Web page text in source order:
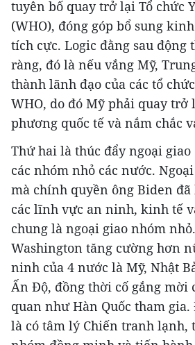
tuyên bố quay trở lại Tổ chức
(WHO), đóng góp bổ sung
tích cực. Logic đằng sau động
ràng, đó là nếu vắng Mỹ,
thành lãnh đạo của các tổ
WHO, do đó Mỹ phải quay trở
phương quốc tế và nắm chắc
Thứ hai là thúc đẩy ngoại
các nhóm nhỏ các nước.
mà chính quyền ông Biden
các lĩnh vực an ninh, kinh tế
chung là ngoại giao nhóm
Washington tăng cường hơn
ninh của 4 nước là Mỹ, Nhật
Ấn Độ, đồng thời cố gắng mời
quan như Hàn Quốc tham
là có tâm lý Chiến tranh lạnh,